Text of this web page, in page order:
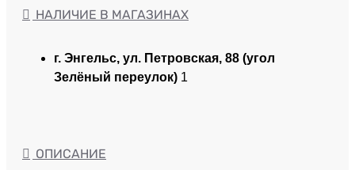
НАЛИЧИЕ В МАГАЗИНАХ
г. Энгельс, ул. Петровская, 88 (угол
Зелёный переулок) 1
ОПИСАНИЕ